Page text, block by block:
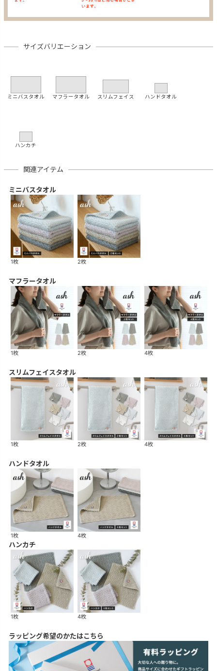
サイズバリエーション
ミニバスタオル マフラータオル スリムフェイス ハンドタオル
ハンカチ
関連アイテム
ミニバスタオル
1枚 2枚
マフラータオル
1枚 2枚 4枚
スリムフェイスタオル
1枚 2枚 4枚
ハンドタオル
1枚 4枚
ハンカチ
1枚 4枚
ラッピング希望のかたはこちら